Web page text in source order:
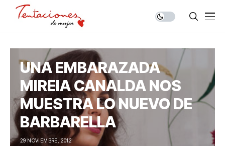
UNA EMBARAZADA
MIREIA CANALDA NOS
MUESTRA LO NUEVO DE
BARBARELLA
29 NOVIEMBRE, 2012